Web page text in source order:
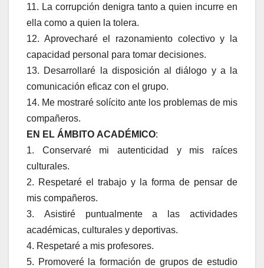
11. La corrupción denigra tanto a quien incurre en
ella como a quien la tolera.
12. Aprovecharé el razonamiento colectivo y la
capacidad personal para tomar decisiones.
13. Desarrollaré la disposición al diálogo y a la
comunicación eficaz con el grupo.
14. Me mostraré solícito ante los problemas de mis
compañeros.
EN EL ÁMBITO ACADÉMICO:
1. Conservaré mi autenticidad y mis raíces
culturales.
2. Respetaré el trabajo y la forma de pensar de
mis compañeros.
3. Asistiré puntualmente a las actividades
académicas, culturales y deportivas.
4. Respetaré a mis profesores.
5. Promoveré la formación de grupos de estudio